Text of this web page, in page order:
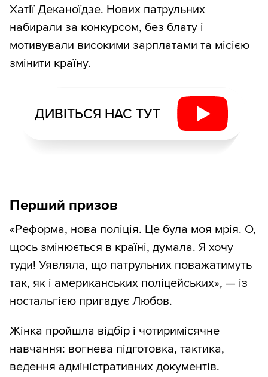
Хатії Деканоїдзе. Нових патрульних
набирали за конкурсом, без блату і
мотивували високими зарплатами та місією
змінити країну.
ДИВІТЬСЯ НАС ТУТ
Перший призов
«Реформа, нова поліція. Це була моя мрія. О,
щось змінюється в країні, думала. Я хочу
туди! Уявляла, що патрульних поважатимуть
так, як і американських поліцейських», — із
ностальгією пригадує Любов.
Жінка пройшла відбір і чотиримісячне
навчання: вогнева підготовка, тактика,
ведення адміністративних документів.